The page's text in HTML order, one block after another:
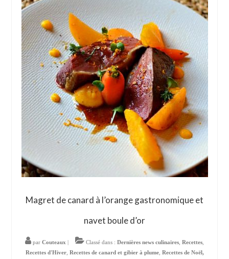
Food Trotter
Magret de canard à l’orange gastronomique et
navet boule d’or
par Couteaux Classé dans : Dernières news culinaires Recettes
Recettes d'Hiver, Recettes de canard et gibier à plume, Recettes de Noël,